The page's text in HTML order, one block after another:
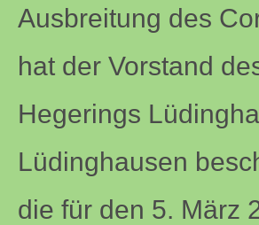
Ausbreitung des
hat der Vorstand
Hegerings
Lüdinghausen
die für den 5. März